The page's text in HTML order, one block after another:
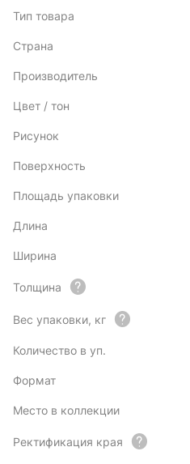
Тип товара
Страна
Производитель
Цвет / тон
Рисунок
Поверхность
Площадь упаковки
Длина
Ширина
Толщина
Вес упаковки, кг
Количество в уп.
Формат
Место в коллекции
Ректификация края